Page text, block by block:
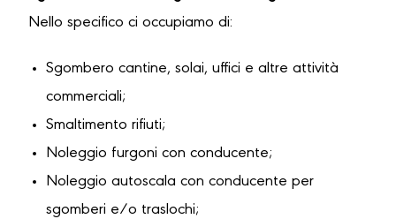
Nello specifico ci occupiamo di:
Sgombero cantine, solai, uffici e altre attività
commerciali;
Smaltimento rifiuti;
Noleggio furgoni con conducente;
Noleggio autoscala con conducente per
sgomberi e/o traslochi;